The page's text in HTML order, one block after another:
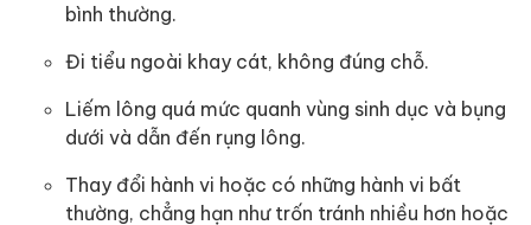
bình thường.
Đi tiểu ngoài khay cát, không đúng chỗ.
Liếm lông quá mức quanh vùng sinh dục và bụng
dưới và dẫn đến rụng lông.
Thay đổi hành vi hoặc có những hành vi bất
thường, chẳng hạn như trốn tránh nhiều hơn hoặc